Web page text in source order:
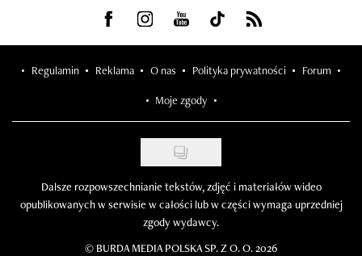
Visit us on Facebook
Visit us on Instagram
Visit us on Youtube
Visit us on Tiktok
Visit us on Rss
Regulamin Reklama O nas Polityka prywatności Forum
Moje zgody
Dalsze rozpowszechnianie tekstów, zdjęć i materiałów wideo
opublikowanych w serwisie w całości lub w części wymaga uprzedniej
zgody wydawcy.
© BURDA MEDIA POLSKA SP. Z O. O. 2026